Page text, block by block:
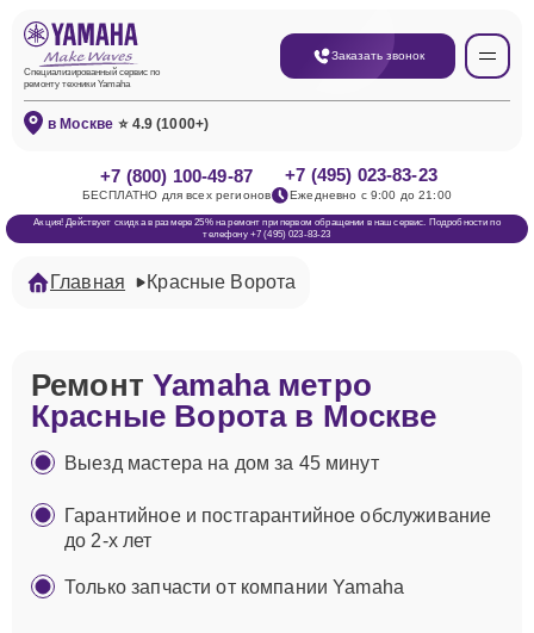
Специализированный сервис по
ремонту техники Yamaha
Заказать звонок
в Москве ⭐ 4.9 (1000+)
+7 (800) 100-49-87
БЕСПЛАТНО для всех регионов
+7 (495) 023-83-23
Ежедневно с 9:00 до 21:00
Акция! Действует скидка в размере 25% на ремонт при первом обращении в наш сервис. Подробности по
телефону +7 (495) 023-83-23
Главная Красные Ворота
РемонтYamaha метро
Красные Ворота в Москве
Выезд мастера на дом за 45 минут
Гарантийное и постгарантийное обслуживание
до 2-х лет
Только запчасти от компании Yamaha